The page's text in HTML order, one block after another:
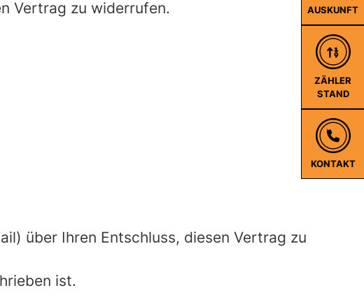
Vertrag zu widerrufen.
über Ihren Entschluss, diesen Vertrag zu
ist.
AUSKUNFT
ZÄHLER
STAND
KONTAKT